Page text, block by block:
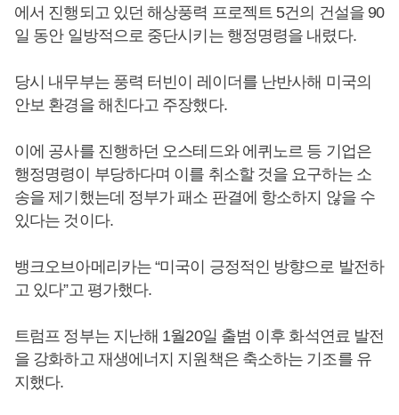
에서 진행되고 있던 해상풍력 프로젝트 5건의 건설을 90
일 동안 일방적으로 중단시키는 행정명령을 내렸다.
당시 내무부는 풍력 터빈이 레이더를 난반사해 미국의
안보 환경을 해친다고 주장했다.
이에 공사를 진행하던 오스테드와 에퀴노르 등 기업은
행정명령이 부당하다며 이를 취소할 것을 요구하는 소
송을 제기했는데 정부가 패소 판결에 항소하지 않을 수
있다는 것이다.
뱅크오브아메리카는 “미국이 긍정적인 방향으로 발전하
고 있다”고 평가했다.
트럼프 정부는 지난해 1월20일 출범 이후 화석연료 발전
을 강화하고 재생에너지 지원책은 축소하는 기조를 유
지했다.